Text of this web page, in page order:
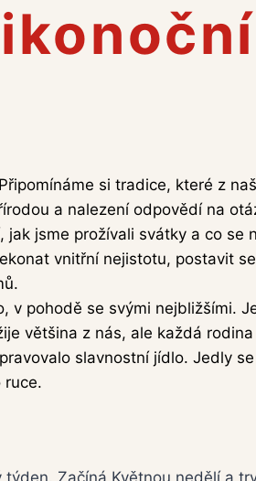
si tradice, které z
a nalezení odpovědí na
jsme prožívali svátky a co
vnitřní nejistotu, postavit
v pohodě se svými nejbližšími.
většina z nás, ale každá
slavnostní jídlo. Jedly
ruce.